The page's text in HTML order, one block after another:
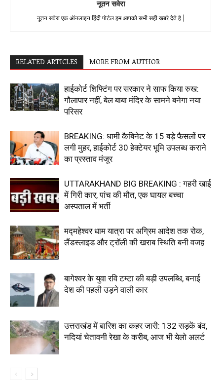
नूतन सवेरा
नूतन सवेरा एक ऑनलाइन हिंदी पोर्टल हम आपको सभी सही ख़बरे देते है |
RELATED ARTICLES MORE FROM AUTHOR
हाईकोर्ट शिफ्टिंग पर सरकार ने साफ किया रुख:
गौलापार नहीं, बेल बाबा मंदिर के सामने बनेगा नया
परिसर
BREAKING: धामी कैबिनेट के 15 बड़े फैसलों पर
लगी मुहर, हाईकोर्ट 30 हेक्टेयर भूमि उपलब्ध कराने
का प्रस्ताव मंजूर
UTTARAKHAND BIG BREAKING : गहरी खाई
में गिरी कार, पांच की मौत, एक घायल बच्चा
अस्पताल में भर्ती
मद्महेश्वर धाम यात्रा पर अग्रिम आदेश तक रोक,
लैंडस्लाइड और ट्रॉली की खराब स्थिति बनी वजह
बागेश्वर के युवा रवि टम्टा की बड़ी उपलब्धि, बनाई
देश की पहली उड़ने वाली कार
उत्तराखंड में बारिश का कहर जारी: 132 सड़कें बंद,
नदियां चेतावनी रेखा के करीब, आज भी येलो अलर्ट